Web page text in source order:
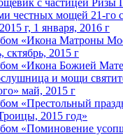
честных мощей 21-го
г, 1 января, 2016 г
«Икона Матроны
сктябрь, 2015 г
«Икона Божией
и мощи
май, 2015 г
«Престольный
2015 год»
«Поминовение